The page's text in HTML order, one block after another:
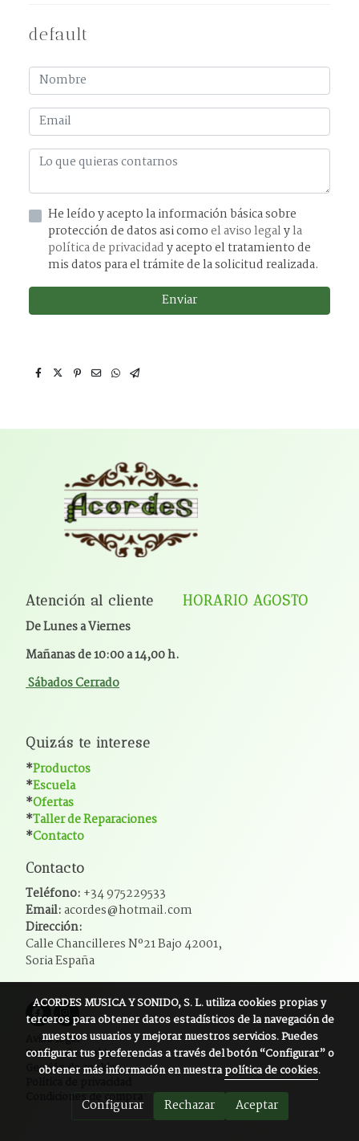
default
He leído y acepto la información básica sobre
protección de datos asi comoel aviso legalyla
política de privacidady acepto el tratamiento de
mis datos para el trámite de la solicitud realizada.
Enviar
Atención al cliente HORARIO AGOSTO
De Lunes a Viernes
Mañanas de 10:00 a 14,00 h.
Sábados Cerrado
Quizás te interese
*Productos
*Escuela
*Ofertas
*Taller de Reparaciones
*Contacto
Contacto
Teléfono: +34 975229533
Email:acordes@hotmail.com
Dirección:
Calle Chancilleres Nº21 Bajo 42001,
Soria España
Aviso legal
Política de cookies
Gestión de cookies
Condiciones de compra
ACORDES MUSICA Y SONIDO, S. L.utiliza cookies propias y
terceros para obtener datos estadísticos de la navegación de
nuestros usuarios y mejorar nuestros servicios. Puedes
configurar tus preferencias a través del botón “Configurar” o
obtener más información en nuestrapolítica de cookies.
Configurar Rechazar Aceptar